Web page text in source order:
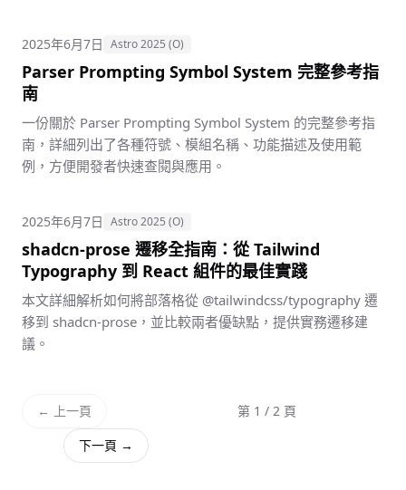
2025年6月7日 Astro 2025 (O)
Parser Prompting Symbol System 完整參考指
南
一份關於 Parser Prompting Symbol System 的完整參考指
南，詳細列出了各種符號、模組名稱、功能描述及使用範
例，方便開發者快速查閱與應用。
2025年6月7日 Astro 2025 (O)
shadcn-prose 遷移全指南：從 Tailwind
Typography 到 React 組件的最佳實踐
本文詳細解析如何將部落格從 @tailwindcss/typography 遷
移到 shadcn-prose，並比較兩者優缺點，提供實務遷移建
議。
← 上一頁
第 1 / 2 頁
下一頁 →